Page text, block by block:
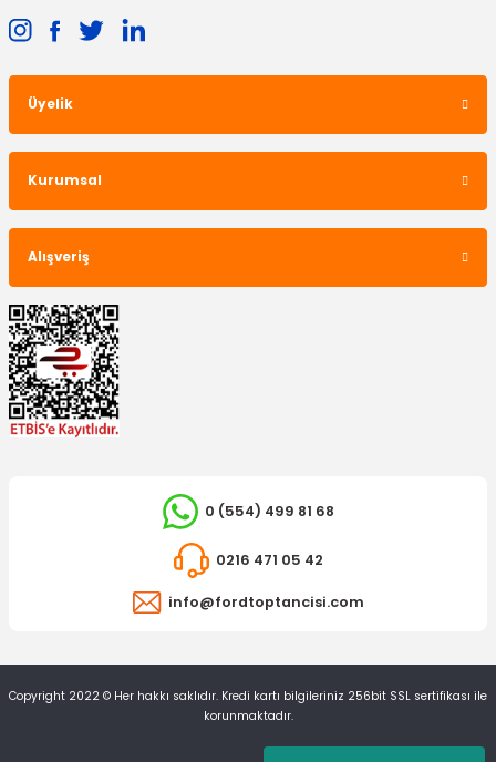
Üyelik
Kurumsal
Alışveriş
0 (554) 499 81 68
0216 471 05 42
info@fordtoptancisi.com
Copyright 2022 © Her hakkı saklıdır. Kredi kartı bilgileriniz 256bit SSL sertifikası ile
korunmaktadır.